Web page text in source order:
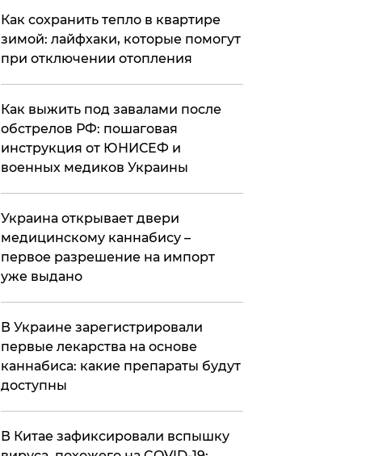
​Как сохранить тепло в квартире
зимой: лайфхаки, которые помогут
при отключении отопления
Как выжить под завалами после
обстрелов РФ: пошаговая
инструкция от ЮНИСЕФ и
военных медиков Украины
Украина открывает двери
медицинскому каннабису –
первое разрешение на импорт
уже выдано
В Украине зарегистрировали
первые лекарства на основе
каннабиса: какие препараты будут
доступны
В Китае зафиксировали вспышку